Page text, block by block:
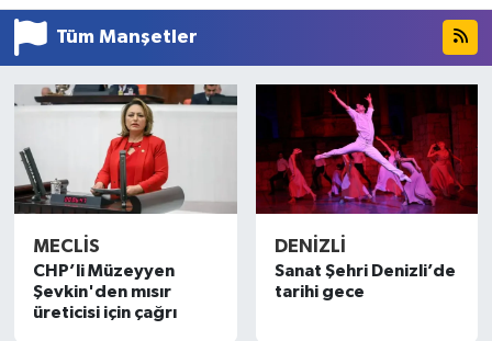
Tüm Manşetler
MECLIS
CHP’li Müzeyyen
Şevkin'den mısır
üreticisi için çağrı
DENIZLI
Sanat Şehri Denizli’de
tarihi gece
Tüm Manşetler
Son Dakika Haberleri
Haber Arşivi